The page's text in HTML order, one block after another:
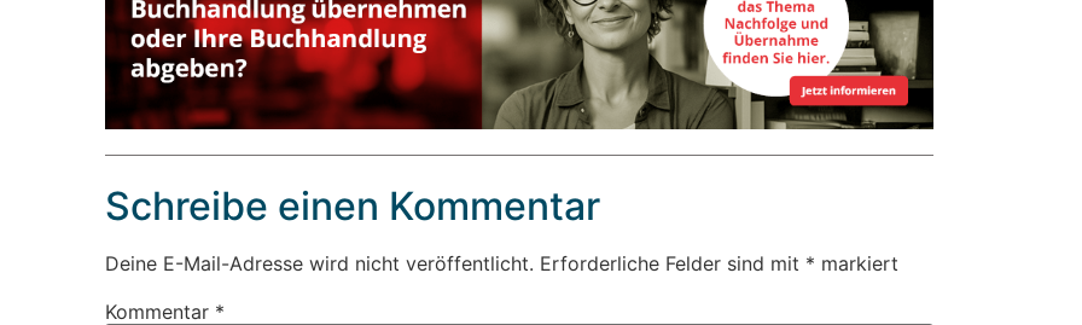
Schreibe einen Kommentar
Deine E-Mail-Adresse wird nicht veröffentlicht. Erforderliche Felder sind mit * markiert
Kommentar *